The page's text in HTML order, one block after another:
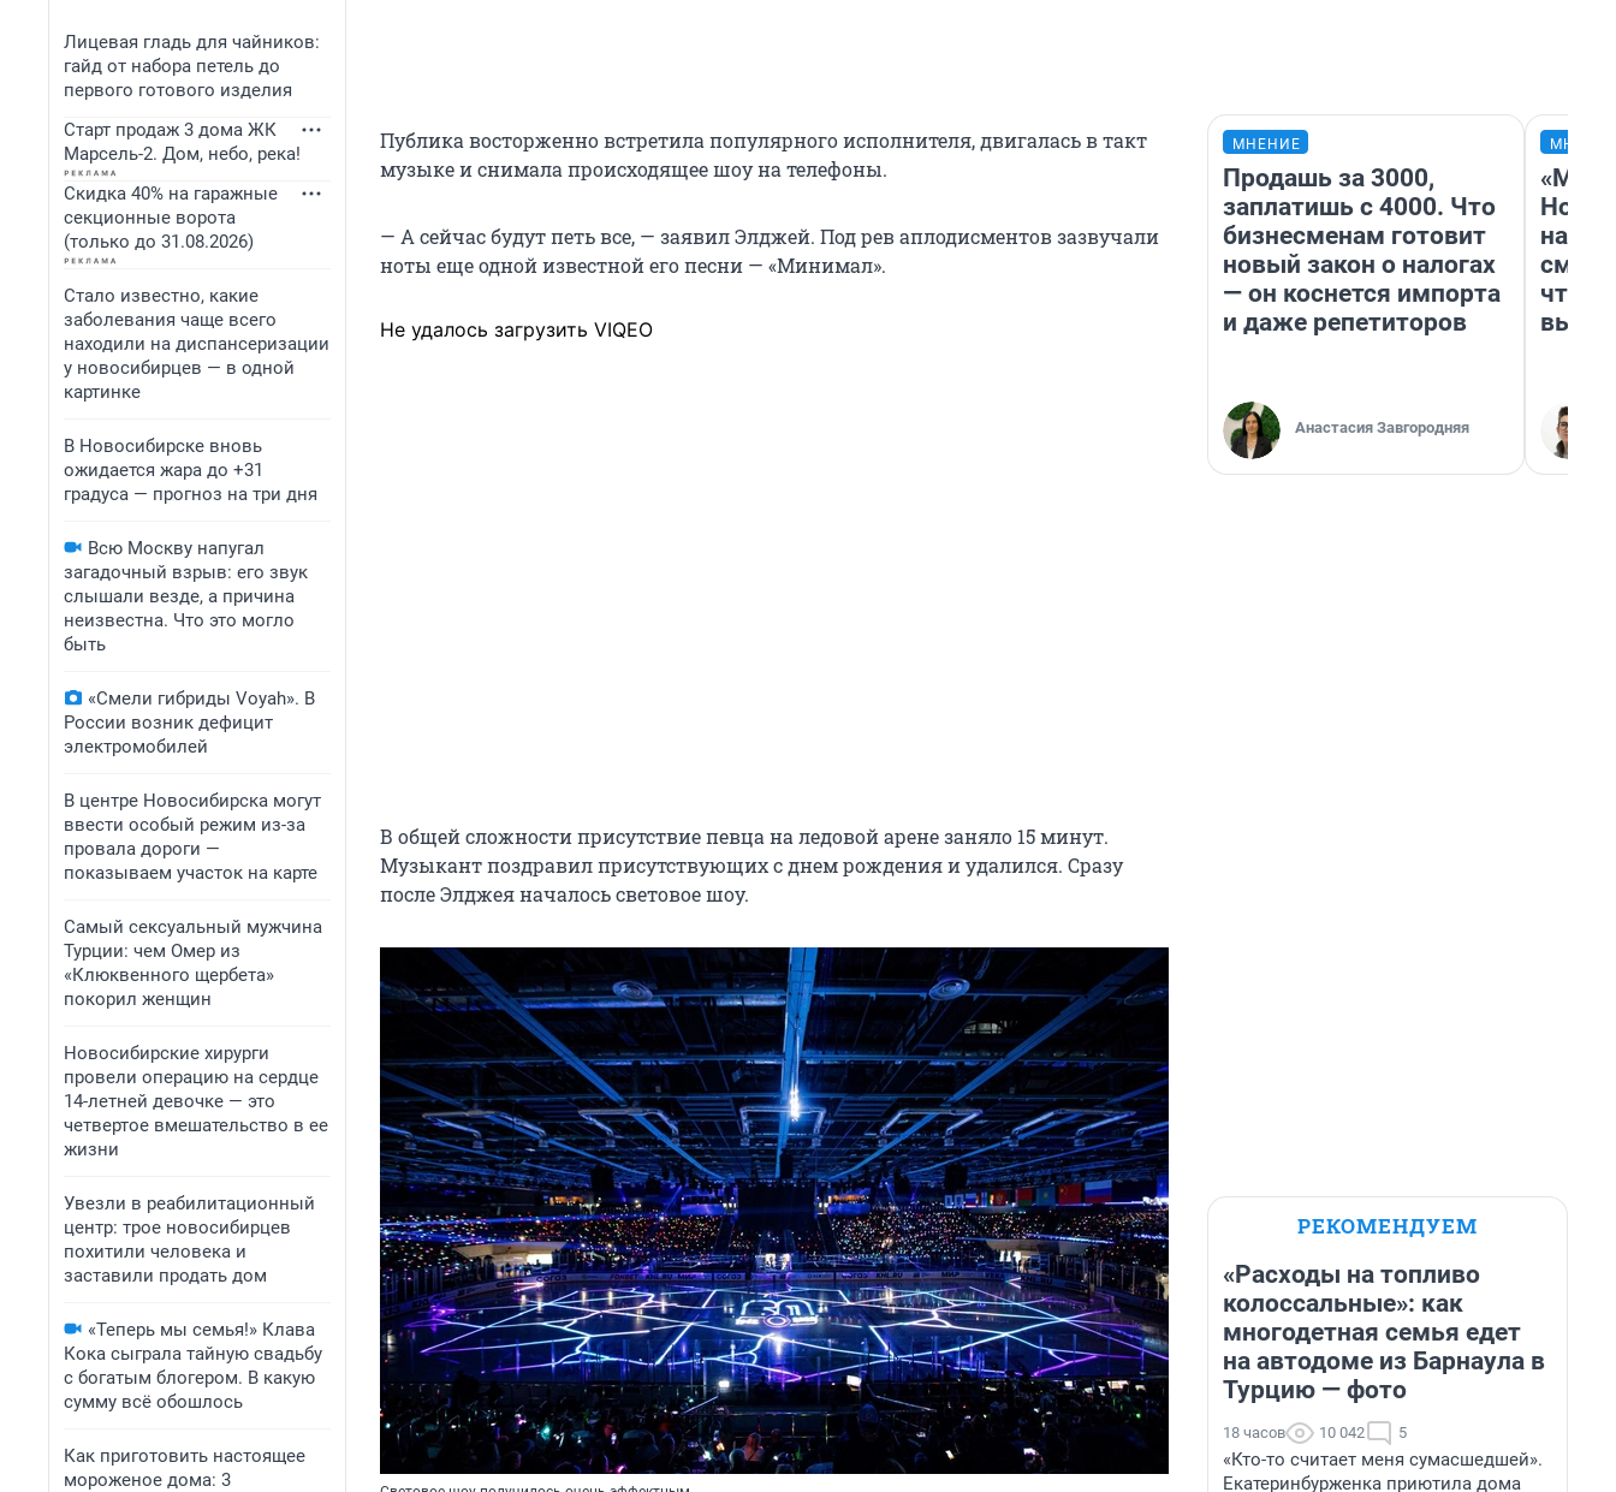
Лицевая гладь для чайников:
гайд от набора петель до
первого готового изделия
Старт продаж 3 дома ЖК
Марсель-2. Дом, небо, река!
Скидка 40% на гаражные
секционные ворота
(только до 31.08.2026)
Стало известно, какие
заболевания чаще всего
находили на диспансеризации
у новосибирцев — в одной
картинке
В Новосибирске вновь
ожидается жара до +31
градуса — прогноз на три дня
Всю Москву напугал
загадочный взрыв: его звук
слышали везде, а причина
неизвестна. Что это могло
быть
«Смели гибриды Voyah». В
России возник дефицит
электромобилей
В центре Новосибирска могут
ввести особый режим из-за
провала дороги —
показываем участок на карте
Самый сексуальный мужчина
Турции: чем Омер из
«Клюквенного щербета»
покорил женщин
Новосибирские хирурги
провели операцию на сердце
14-летней девочке — это
четвертое вмешательство в ее
жизни
Увезли в реабилитационный
центр: трое новосибирцев
похитили человека и
заставили продать дом
«Теперь мы семья!» Клава
Кока сыграла тайную свадьбу
с богатым блогером. В какую
сумму всё обошлось
Как приготовить настоящее
мороженое дома: 3
Публика восторженно встретила популярного исполнителя, двигалась в такт
музыке и снимала происходящее шоу на телефоны.
— А сейчас будут петь все, — заявил Элджей. Под рев аплодисментов зазвучали
ноты еще одной известной его песни — «Минимал».
Не удалось загрузить VIQEO
В общей сложности присутствие певца на ледовой арене заняло 15 минут.
Музыкант поздравил присутствующих с днем рождения и удалился. Сразу
после Элджея началось световое шоу.
МНЕНИЕ
Продашь за 3000,
заплатишь с 4000. Что
бизнесменам готовит
новый закон о налогах
— он коснется импорта
и даже репетиторов
Анастасия Завгородняя
«Мы
РЕКОМЕНДУЕМ
«Расходы на топливо
колоссальные»: как
многодетная семья едет
на автодоме из Барнаула в
Турцию — фото
18 часов 10 042 5
«Кто-то считает меня сумасшедшей».
Екатеринбурженка приютила дома